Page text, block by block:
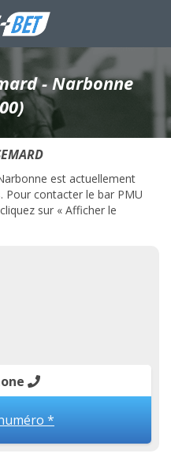
- Narbonne
est actuellement
contacter le bar PMU
sur « Afficher le
*